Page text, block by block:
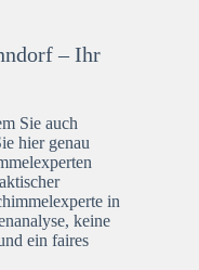
– Ihr
Sie auch
hier genau
in
keine
ein faires